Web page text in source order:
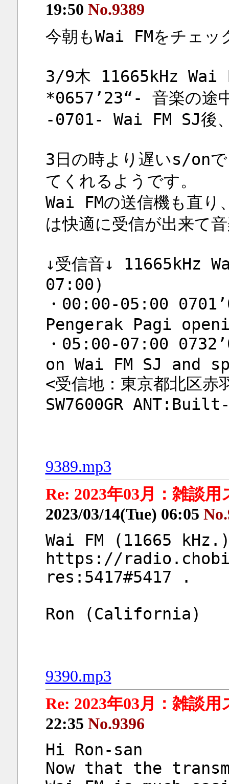
19:50 No.9389
今朝もWai FMをチェッ
3/9木 11665kHz Wai
*0657’23“- 音楽の
-0701- Wai FM SJ後
3日の時より遅いs/on
てくれるようです。
Wai FMの送信機も直り
は快適に受信が出来て
↓受信音↓ 11665kHz
07:00)
・00:00-05:00
Pengerak Pagi
・05:00-07:00
on Wai FM SJ and
<受信地：東京都北区
SW7600GR
9389.mp3
Re: 2023年03月：雑談
2023/03/14(Tue) 06:05
Wai FM (11665
https://
res:5417#5417 .
Ron (California)
9390.mp3
Re: 2023年03月：雑談
22:35 No.9396
Hi Ron-san
Now that the